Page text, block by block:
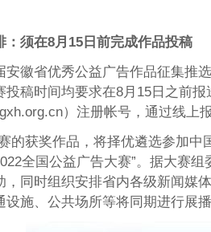
：须在8月15日前完成作品投稿
安徽省优秀公益广告作品征集推
投稿时间均要求在8月15日之前
）注册帐号，通过线上
的获奖作品，将择优遴选参加中
全国公益广告大赛”。据大赛
，同时组织安排省内各级新闻媒
设施、公共场所等将同期进行展播